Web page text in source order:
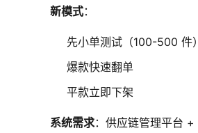
新模式：
先小单测试（100-500 件）
爆款快速翻单
平款立即下架
系统需求：供应链管理平台 +